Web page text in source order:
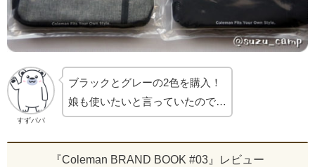
すずパパ
ブラックとグレーの2色を購入！
娘も使いたいと言っていたので…
『Coleman BRAND BOOK #03』レビュー